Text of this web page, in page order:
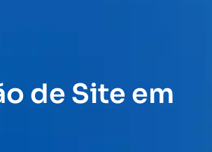
de Site em